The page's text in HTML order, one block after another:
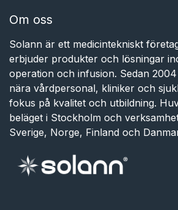
Om oss
Solann är ett medicintekniskt
erbjuder produkter och lösningar
operation och infusion. Sedan
nära vårdpersonal, kliniker och
fokus på kvalitet och utbildning.
beläget i Stockholm och
Sverige, Norge, Finland och